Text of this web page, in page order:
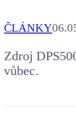
ČLÁNKY
Zdroj
vůbec.